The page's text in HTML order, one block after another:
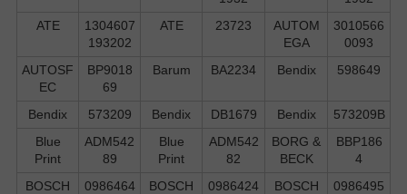
ATE
1304607
193202
ATE 23723
AUTOM
EGA
3010566
0093
AUTOSF
EC
BP9018
69
Barum BA2234 Bendix 598649
Bendix 573209 Bendix DB1679 Bendix
573209B
Blue
Print
ADM542
89
Blue
Print
ADM542
82
BORG &
BECK
BBP186
4
BOSCH
0986464
BOSCH
0986424
BOSCH
0986495